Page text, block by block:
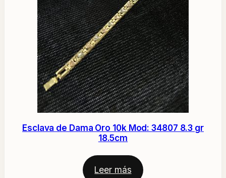
Esclava de Dama Oro 10k Mod: 34807 8.3 gr
18.5cm
Leer más